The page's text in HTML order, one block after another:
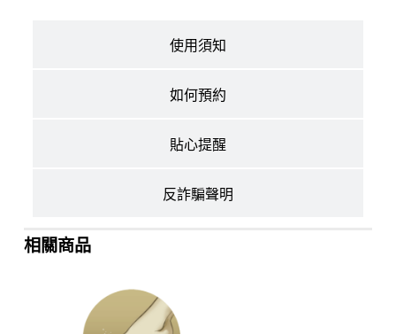
使用須知
如何預約
貼心提醒
反詐騙聲明
相關商品